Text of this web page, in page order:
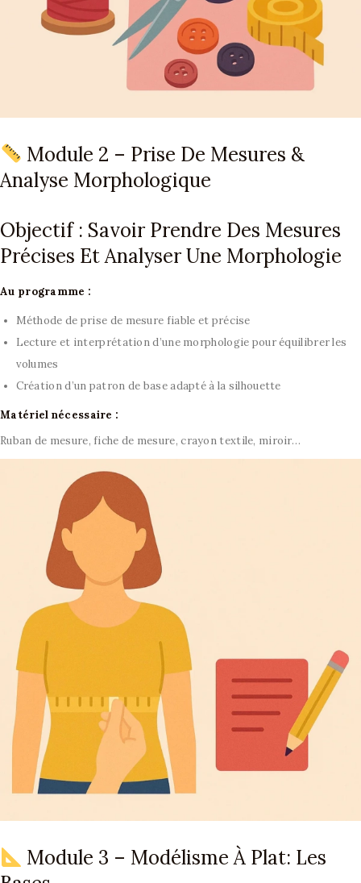
Module 2 – Prise De Mesures &
Analyse Morphologique
Objectif : Savoir Prendre Des Mesures
Précises Et Analyser Une Morphologie
Au programme :
Méthode de prise de mesure fiable et précise
Lecture et interprétation d’une morphologie pour équilibrer les
volumes
Création d’un patron de base adapté à la silhouette
Matériel nécessaire :
Ruban de mesure, fiche de mesure, crayon textile, miroir…
Module 3 – Modélisme À Plat: Les